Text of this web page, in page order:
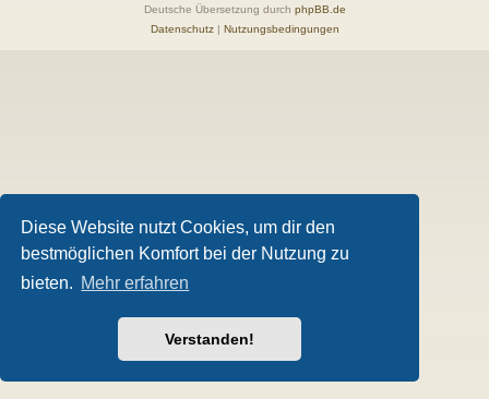
Diese Website nutzt Cookies, um dir den
bestmöglichen Komfort bei der Nutzung zu
bieten. Mehr erfahren
Verstanden!
Deutsche Übersetzung durch phpBB.de
Datenschutz| Nutzungsbedingungen